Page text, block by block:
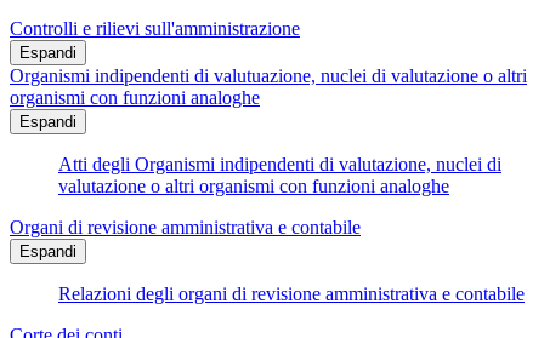
Controlli e rilievi sull'amministrazione
Espandi
Organismi indipendenti di valutuazione, nuclei di valutazione o altri
organismi con funzioni analoghe
Espandi
Atti degli Organismi indipendenti di valutazione, nuclei di
valutazione o altri organismi con funzioni analoghe
Organi di revisione amministrativa e contabile
Espandi
Relazioni degli organi di revisione amministrativa e contabile